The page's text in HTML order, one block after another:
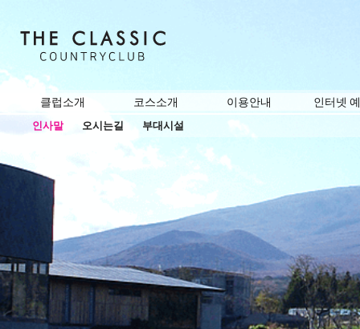
클럽소개
인사말 오시는길 부대시설
코스소개 이용안내 인터넷